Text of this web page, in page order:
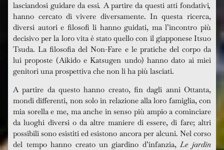
lasciandosi guidare da essi. A partire da questi atti fondativi,
hanno cercato di vivere diversamente. In questa ricerca,
diversi autori e filosofi li hanno guidati, ma l’incontro più
decisivo per la loro vita è stato quello con il giapponese Itsuo
Tsuda. La filosofia del Non-Fare e le pratiche del corpo da
lui proposte (Aikido e Katsugen undo) hanno dato ai miei
genitori una prospettiva che non li ha più lasciati.
A partire da questo hanno creato, fin dagli anni Ottanta,
mondi differenti, non solo in relazione alla loro famiglia, con
mia sorella e me, ma anche in senso più ampio a cominciare
da luoghi diversi o da altre maniere di essere, di fare; altri
possibili sono esistiti ed esistono ancora per alcuni. Nel corso
del tempo hanno creato un giardino d’infanzia,Le jardin